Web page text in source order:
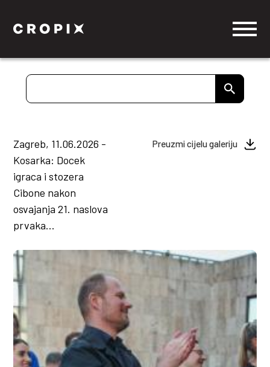
Zagreb, 11.06.2026 -
Kosarka: Docek
igraca i stozera
Cibone nakon
osvajanja 21. naslova
prvaka...
Preuzmi cijelu galeriju